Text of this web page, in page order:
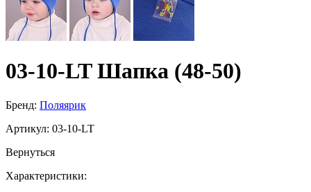
03-10-LT Шапка (48-50)
Бренд: Поляярик
Артикул: 03-10-LT
Вернуться
Характеристики: